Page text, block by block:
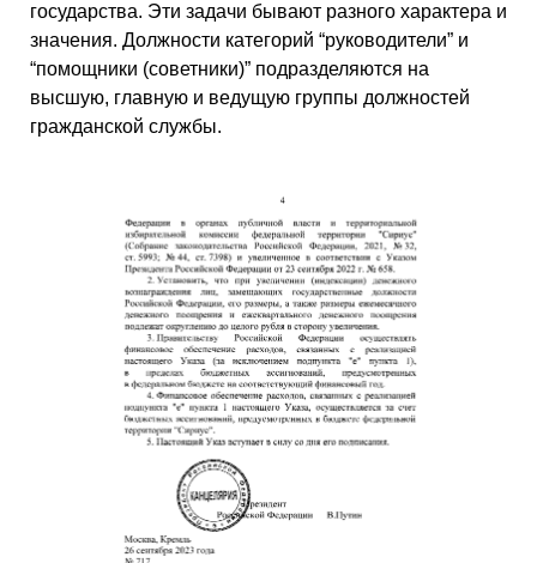
государства. Эти задачи бывают разного характера и
значения. Должности категорий “руководители” и
“помощники (советники)” подразделяются на
высшую, главную и ведущую группы должностей
гражданской службы.